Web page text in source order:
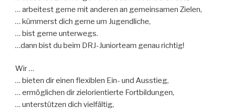
… arbeitest gerne mit anderen an gemeinsamen Zielen,
… kümmerst dich gerne um Jugendliche,
… bist gerne unterwegs.
…dann bist du beim DRJ-Juniorteam genau richtig!
Wir …
… bieten dir einen flexiblen Ein- und Ausstieg,
… ermöglichen dir zielorientierte Fortbildungen,
… unterstützen dich vielfältig,